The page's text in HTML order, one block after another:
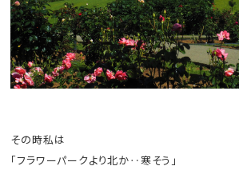
その時私は
「フラワーパークより北か‥寒そう」